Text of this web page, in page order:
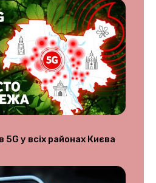
у всіх районах Києва